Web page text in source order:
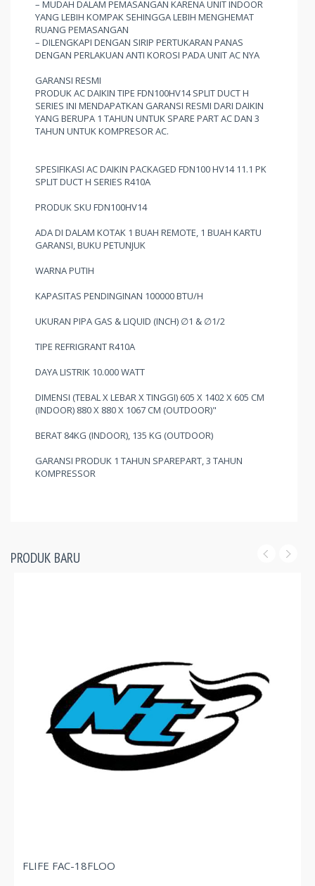
– MUDAH DALAM PEMASANGAN KARENA UNIT INDOOR
YANG LEBIH KOMPAK SEHINGGA LEBIH MENGHEMAT
RUANG PEMASANGAN
– DILENGKAPI DENGAN SIRIP PERTUKARAN PANAS
DENGAN PERLAKUAN ANTI KOROSI PADA UNIT AC NYA
GARANSI RESMI
PRODUK AC DAIKIN TIPE FDN100HV14 SPLIT DUCT H
SERIES INI MENDAPATKAN GARANSI RESMI DARI DAIKIN
YANG BERUPA 1 TAHUN UNTUK SPARE PART AC DAN 3
TAHUN UNTUK KOMPRESOR AC.
SPESIFIKASI AC DAIKIN PACKAGED FDN100 HV14 11.1 PK
SPLIT DUCT H SERIES R410A
PRODUK SKU FDN100HV14
ADA DI DALAM KOTAK 1 BUAH REMOTE, 1 BUAH KARTU
GARANSI, BUKU PETUNJUK
WARNA PUTIH
KAPASITAS PENDINGINAN 100000 BTU/H
UKURAN PIPA GAS & LIQUID (INCH) ∅1 & ∅1/2
TIPE REFRIGRANT R410A
DAYA LISTRIK 10.000 WATT
DIMENSI (TEBAL X LEBAR X TINGGI) 605 X 1402 X 605 CM
(INDOOR) 880 X 880 X 1067 CM (OUTDOOR)"
BERAT 84KG (INDOOR), 135 KG (OUTDOOR)
GARANSI PRODUK 1 TAHUN SPAREPART, 3 TAHUN
KOMPRESSOR
PRODUK BARU